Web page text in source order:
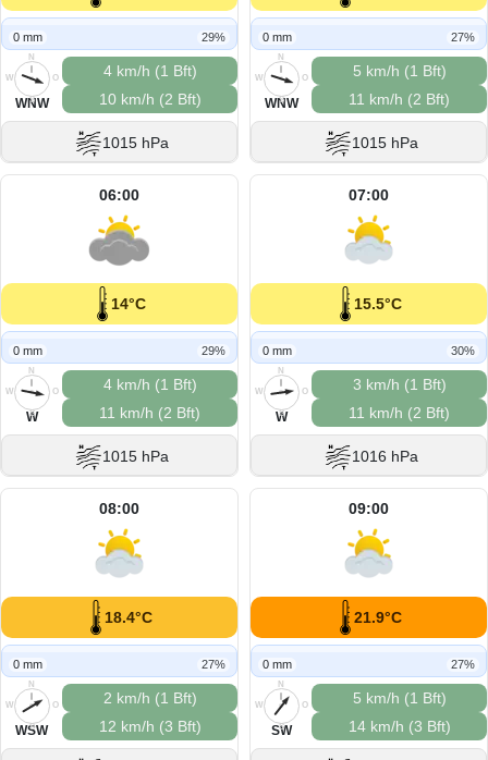
0 mm 29%
N
O
S
W
WNW
4 km/h (1 Bft)
10 km/h (2 Bft)
1015 hPa
0 mm 27%
N
O
S
W
WNW
5 km/h (1 Bft)
11 km/h (2 Bft)
1015 hPa
06:00
14°C
0 mm 29%
N
O
S
W
W
4 km/h (1 Bft)
11 km/h (2 Bft)
1015 hPa
07:00
15.5°C
0 mm 30%
N
O
S
W
W
3 km/h (1 Bft)
11 km/h (2 Bft)
1016 hPa
08:00
18.4°C
0 mm 27%
N
O
S
W
WSW
2 km/h (1 Bft)
12 km/h (3 Bft)
09:00
21.9°C
0 mm 27%
N
O
S
W
SW
5 km/h (1 Bft)
14 km/h (3 Bft)